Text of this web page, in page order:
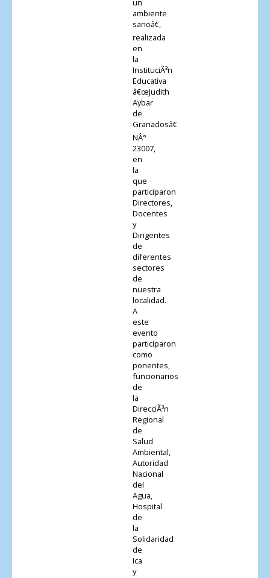
un
ambiente
sanoâ€,
realizada
en
la
InstituciÃ³n
Educativa
â€œJudith
Aybar
de
Granadosâ€
NÂ°
23007,
en
la
que
participaron
Directores,
Docentes
y
Dirigentes
de
diferentes
sectores
de
nuestra
localidad.
A
este
evento
participaron
como
ponentes,
funcionarios
de
la
DirecciÃ³n
Regional
de
Salud
Ambiental,
Autoridad
Nacional
del
Agua,
Hospital
de
la
Solidaridad
de
Ica
y